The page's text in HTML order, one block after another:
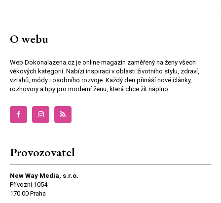
O webu
Web Dokonalazena.cz je online magazín zaměřený na ženy všech
věkových kategorií. Nabízí inspiraci v oblasti životního stylu, zdraví,
vztahů, módy i osobního rozvoje. Každý den přináší nové články,
rozhovory a tipy pro moderní ženu, která chce žít naplno.
Provozovatel
New Way Media, s.r.o.
Přívozní 1054
170 00 Praha